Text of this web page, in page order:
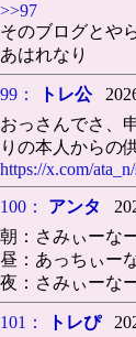
>>97
そのブログとや
あはれなり
99： トレ公
おっさんでさ、
りの本人からの
https://x.com/
100：
アンタ
朝：さみぃー
昼：あっちぃー
夜：さみぃーな
101： トレぴ